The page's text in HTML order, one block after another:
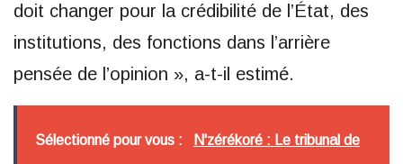
doit changer pour la crédibilité de l’État, des
institutions, des fonctions dans l’arrière
pensée de l’opinion », a-t-il estimé.
Sélectionné pour vous : N'zérékoré : Le tribunal de